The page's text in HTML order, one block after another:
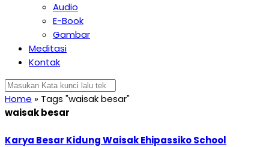
Audio
E-Book
Gambar
Meditasi
Kontak
Home » Tags "waisak besar"
waisak besar
Karya Besar Kidung Waisak Ehipassiko School